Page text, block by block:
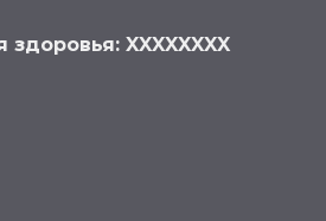
здоровья: XXXXXXXX